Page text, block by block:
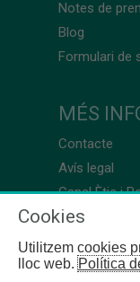
Notes de
Blog
Formulari de
MÉS
Contacte
Avís legal
Canal Ètic i
Cookies
Utilitzem cookies
lloc web.Política